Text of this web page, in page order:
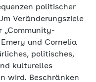
politischer
Veränderungsziele
„Community-
und Cornelia
politisches,
kulturelles
wird. Beschränken